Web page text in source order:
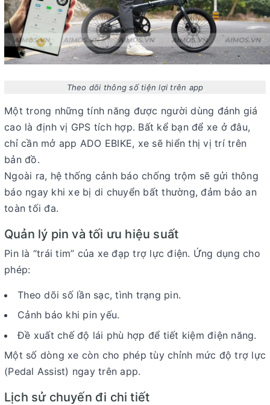
Theo dõi thông số tiện lợi trên app
Một trong những tính năng được người dùng đánh giá
cao là định vị GPS tích hợp. Bất kể bạn để xe ở đâu,
chỉ cần mở app ADO EBIKE, xe sẽ hiển thị vị trí trên
bản đồ.
Ngoài ra, hệ thống cảnh báo chống trộm sẽ gửi thông
báo ngay khi xe bị di chuyển bất thường, đảm bảo an
toàn tối đa.
Quản lý pin và tối ưu hiệu suất
Pin là “trái tim” của xe đạp trợ lực điện. Ứng dụng cho
phép:
Theo dõi số lần sạc, tình trạng pin.
Cảnh báo khi pin yếu.
Đề xuất chế độ lái phù hợp để tiết kiệm điện năng.
Một số dòng xe còn cho phép tùy chỉnh mức độtrợ lực
(Pedal Assist) ngay trên app.
Lịch sử chuyến đi chi tiết